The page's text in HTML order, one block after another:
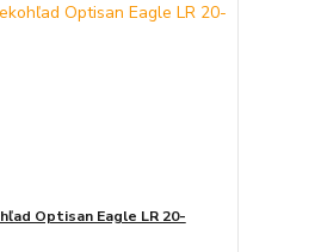
Optisan Eagle LR 20-